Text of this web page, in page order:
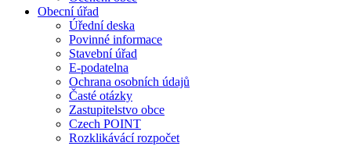
Obecní úřad
Úřední deska
Povinné informace
Stavební úřad
E-podatelna
Ochrana osobních údajů
Časté otázky
Zastupitelstvo obce
Czech POINT
Rozklikávácí rozpočet